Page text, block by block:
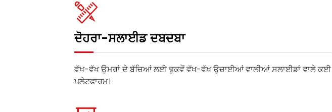
ਦੋਹਰਾ-ਸਲਾਈਡ ਦਬਦਬਾ
ਵੱਖ-ਵੱਖ ਉਮਰਾਂ ਦੇ ਬੱਚਿਆਂ ਲਈ ਢੁਕਵੇਂ ਵੱਖ-ਵੱਖ ਉਚਾਈਆਂ ਵਾਲੀਆਂ ਸਲਾਈਡਾਂ ਵਾਲੇ ਕਈ
ਪਲੇਟਫਾਰਮ।